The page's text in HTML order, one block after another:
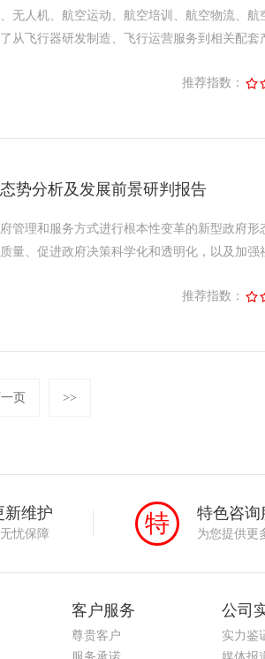
无人机、航空运动、航空培训、航空物流、航
从飞行器研发制造、飞行运营服务到相关配套
推荐指数：
势分析及发展前景研判报告
管理和服务方式进行根本性变革的新型政府形
量、促进政府决策科学化和透明化，以及加强
推荐指数：
页 >>
新维护
忧保障 特 特色咨询
为您提供更
客户服务
尊贵客户
公司
实力鉴